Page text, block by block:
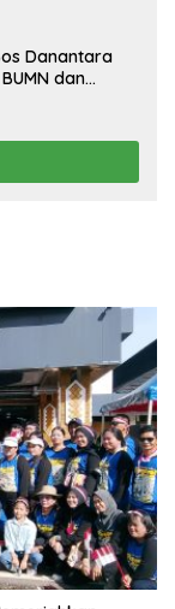
Danantara
dan